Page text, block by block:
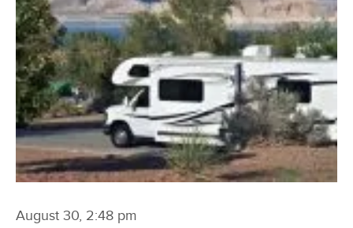
August 30, 2:48 pm